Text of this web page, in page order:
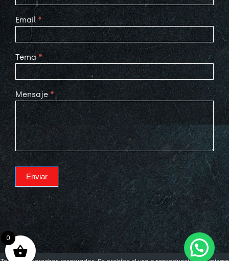
Email *
Tema *
Mensaje *
Enviar
0